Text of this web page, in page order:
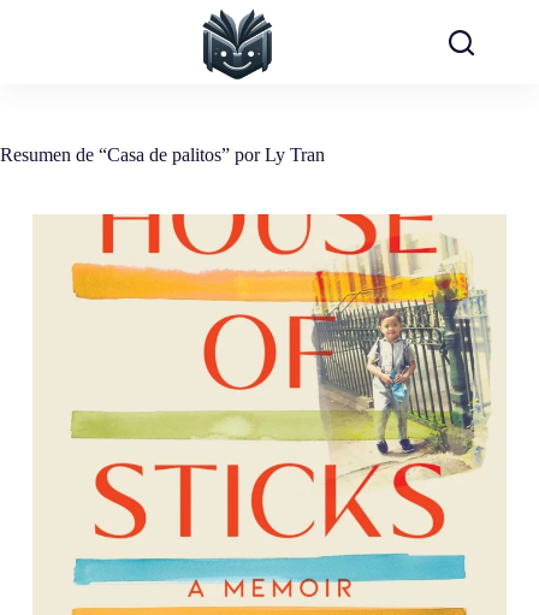
Resumen de “Casa de palitos” por Ly Tran